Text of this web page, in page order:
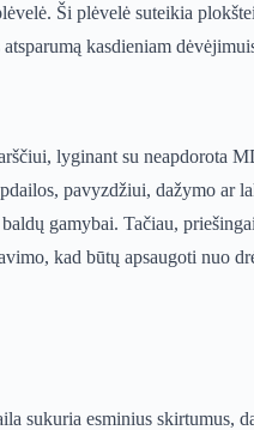
Ši plėvelė suteikia
kasdieniam
lyginant su neapdorota
pavyzdžiui, dažymo ar
gamybai. Tačiau,
kad būtų apsaugoti nuo
sukuria esminius skirtumus,